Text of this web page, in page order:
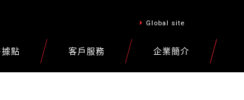
Global site
點 客戶服務 企業簡介